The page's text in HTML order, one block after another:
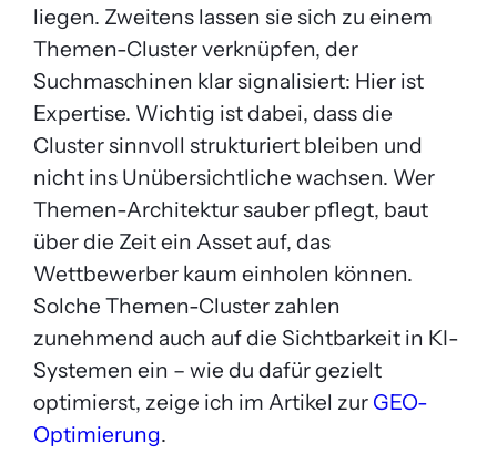
liegen. Zweitens lassen sie sich zu einem
Themen-Cluster verknüpfen, der
Suchmaschinen klar signalisiert: Hier ist
Expertise. Wichtig ist dabei, dass die
Cluster sinnvoll strukturiert bleiben und
nicht ins Unübersichtliche wachsen. Wer
Themen-Architektur sauber pflegt, baut
über die Zeit ein Asset auf, das
Wettbewerber kaum einholen können.
Solche Themen-Cluster zahlen
zunehmend auch auf die Sichtbarkeit in KI-
Systemen ein – wie du dafür gezielt
optimierst, zeige ich im Artikel zur GEO-
Optimierung.